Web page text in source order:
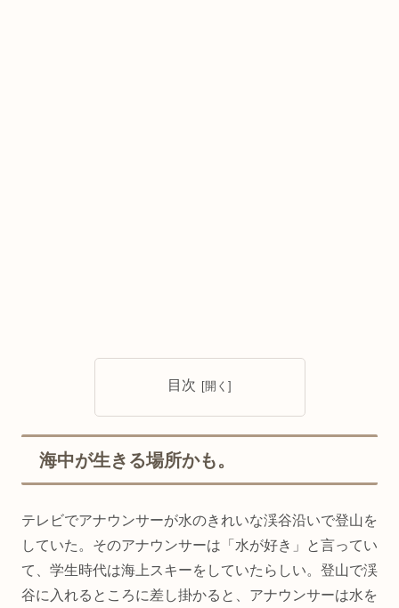
目次
海中が生きる場所かも。
テレビでアナウンサーが水のきれいな渓谷沿いで登山を
していた。そのアナウンサーは「水が好き」と言ってい
て、学生時代は海上スキーをしていたらしい。登山で渓
谷に入れるところに差し掛かると、アナウンサーは水を